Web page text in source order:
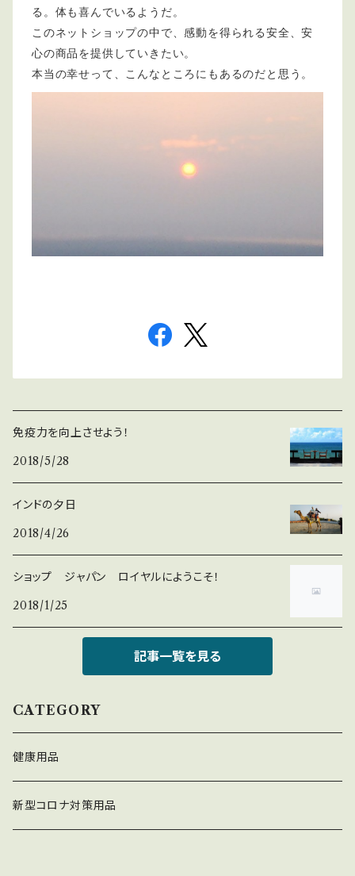
る。体も喜んでいるようだ。
このネットショップの中で、感動を得られる安全、安
心の商品を提供していきたい。
本当の幸せって、こんなところにもあるのだと思う。
免疫力を向上させよう！
2018/5/28
インドの夕日
2018/4/26
ショップ ジャパン ロイヤルにようこそ！
2018/1/25
記事一覧を見る
CATEGORY
健康用品
新型コロナ対策用品